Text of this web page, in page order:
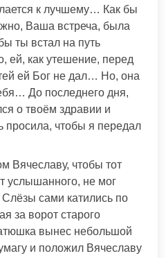
к лучшему… Как бы
Ваша встреча, была
ты встал на путь
ей, как утешение, перед
ей Бог не дал… Но, она
До последнего дня,
о твоём здравии и
просила, чтобы я передал
Вячеславу, чтобы тот
услышанного, не мог
сами катились по
за ворот старого
вынес небольшой
и положил Вячеславу